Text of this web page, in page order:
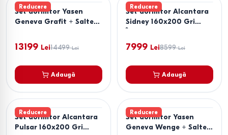
Reducere
Set dormitor Yasen
Geneva Grafit + Saltea
160x200
13199 Lei14499 Lei
Adaugă
Reducere
Set dormitor Alcantara
Sidney 160x200 Gri
Gri Închis + Saltea Salt
Confort Clasic 160x200
7999 Lei8599 Lei
Adaugă
Reducere
Set dormitor Alcantara
Pulsar 160x200 Gri
Reducere
Set dormitor Yasen
Geneva Wenge + Saltea